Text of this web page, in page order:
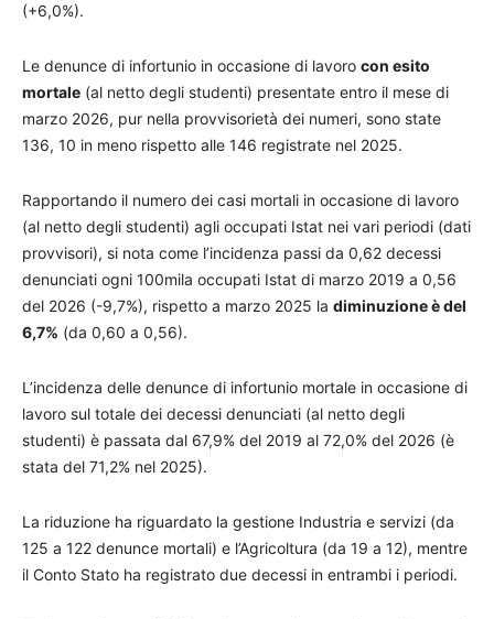
(+6,0%).
Le denunce di infortunio in occasione di lavoro con esito
mortale (al netto degli studenti) presentate entro il mese di
marzo 2026, pur nella provvisorietà dei numeri, sono state
136, 10 in meno rispetto alle 146 registrate nel 2025.
Rapportando il numero dei casi mortali in occasione di lavoro
(al netto degli studenti) agli occupati Istat nei vari periodi (dati
provvisori), si nota come l’incidenza passi da 0,62 decessi
denunciati ogni 100mila occupati Istat di marzo 2019 a 0,56
del 2026 (-9,7%), rispetto a marzo 2025 la diminuzione è del
6,7% (da 0,60 a 0,56).
L’incidenza delle denunce di infortunio mortale in occasione di
lavoro sul totale dei decessi denunciati (al netto degli
studenti) è passata dal 67,9% del 2019 al 72,0% del 2026 (è
stata del 71,2% nel 2025).
La riduzione ha riguardato la gestione Industria e servizi (da
125 a 122 denunce mortali) e l’Agricoltura (da 19 a 12), mentre
il Conto Stato ha registrato due decessi in entrambi i periodi.